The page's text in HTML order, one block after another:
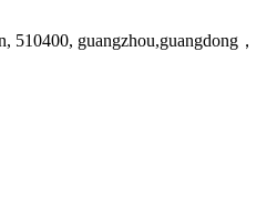
510400, guangzhou,guangdong，